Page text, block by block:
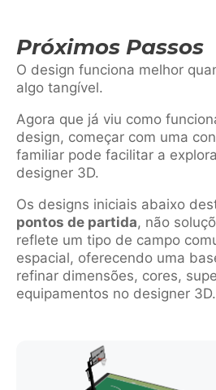
Próximos Passos
O design funciona melhor
algo tangível.
Agora que já viu como
design, começar com uma
familiar pode facilitar a
designer 3D.
Os designs iniciais abaixo
pontos de partida, não
reflete um tipo de campo
espacial, oferecendo uma
refinar dimensões, cores,
equipamentos no designer 3D.